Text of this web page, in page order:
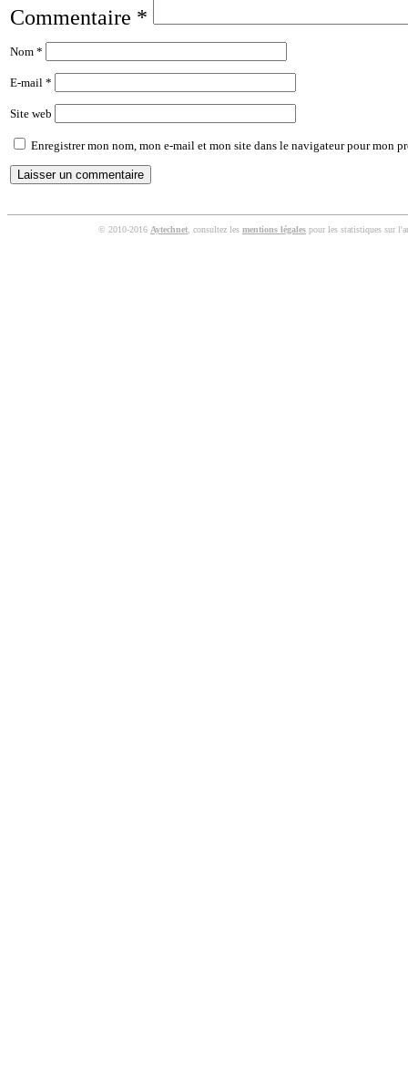
Commentaire *
Nom *
E-mail *
Site web
Enregistrer mon nom, mon e-mail et mon site dans le navigateur pour mon
© 2010-2016 Aytechnet , consultez les mentions légales pour les statistiques sur